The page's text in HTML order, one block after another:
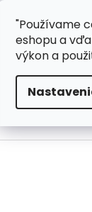
"Používame
eshopu a
výkon a
ZÁKAZNÍCKA